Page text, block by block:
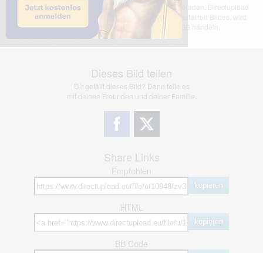
Das dargestellte Bild wurde von einem Nutzer hochgeladen. Directupload
übernimmt keinerlei Haftung für den Inhalt des dargestellten Bildes, wird
jedoch bei Verstößen nach §2(3) unserer AGB handeln.
Dieses Bild teilen
Dir gefällt dieses Bild? Dann teile es
mit deinen Freunden und deiner Familie.
Share Links
Empfohlen
kopieren
HTML
kopieren
BB Code